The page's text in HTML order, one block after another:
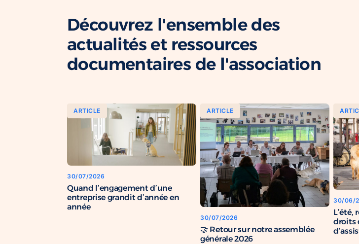
Découvrez l'ensemble des
actualités et ressources
documentaires de l'association
ARTICLE
30/07/2026
Quand l’engagement d’une
entreprise grandit d’année en
année
ARTICLE
30/07/2026
🤝 Retour sur notre assemblée
générale 2026
30/06/
L’été,
droits